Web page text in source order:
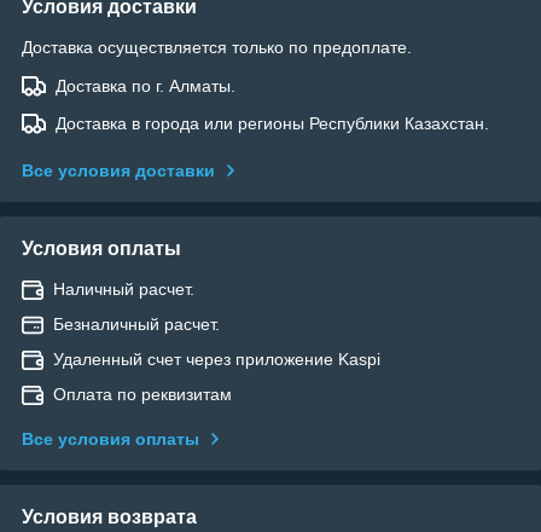
Условия доставки
Доставка осуществляется только по предоплате.
Доставка по г. Алматы.
Доставка в города или регионы Республики Казахстан.
Все условия доставки
Условия оплаты
Наличный расчет.
Безналичный расчет.
Удаленный счет через приложение Kaspi
Оплата по реквизитам
Все условия оплаты
Условия возврата